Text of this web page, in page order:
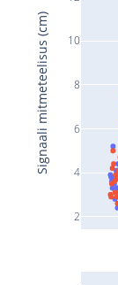
2
4
6
8
10
Signaali mitmeteelisus (cm)